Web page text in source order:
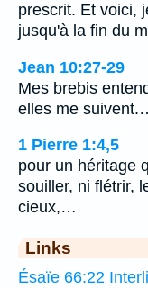
prescrit. Et voici,
jusqu'à la fin du
Jean 10:27-29
Mes brebis
elles me
1 Pierre 1:4,5
pour un héritage
souiller, ni flétrir,
cieux,…
Links
Ésaïe 66:22